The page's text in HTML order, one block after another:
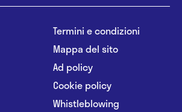
Termini e condizioni
Mappa del sito
Ad policy
Cookie policy
Whistleblowing